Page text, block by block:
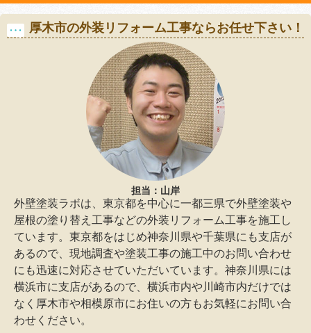
厚木市の外装リフォーム工事ならお任せ下さい！
担当：山岸
外壁塗装ラボは、東京都を中心に一都三県で外壁塗装や
屋根の塗り替え工事などの外装リフォーム工事を施工し
ています。東京都をはじめ神奈川県や千葉県にも支店が
あるので、現地調査や塗装工事の施工中のお問い合わせ
にも迅速に対応させていただいています。神奈川県には
横浜市に支店があるので、横浜市内や川崎市内だけでは
なく厚木市や相模原市にお住いの方もお気軽にお問い合
わせください。